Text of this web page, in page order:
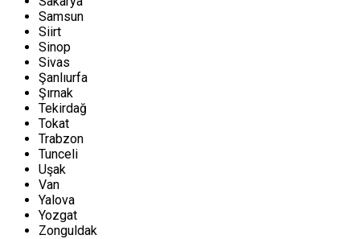
Samsun
Siirt
Sinop
Sivas
Şanlıurfa
Şırnak
Tekirdağ
Tokat
Trabzon
Tunceli
Uşak
Van
Yalova
Yozgat
Zonguldak